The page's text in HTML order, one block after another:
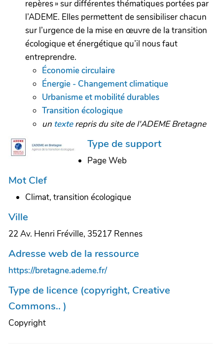
repères » sur différentes thématiques portées par
l’ADEME. Elles permettent de sensibiliser chacun
sur l’urgence de la mise en œuvre de la transition
écologique et énergétique qu’il nous faut
entreprendre.
Économie circulaire
Énergie - Changement climatique
Urbanisme et mobilité durables
Transition écologique
un texterepris du site de l'ADEME Bretagne
Type de support
Page Web
Mot Clef
Climat, transition écologique
Ville
22 Av. Henri Fréville, 35217 Rennes
Adresse web de la ressource
https://bretagne.ademe.fr/
Type de licence (copyright, Creative
Commons.. )
Copyright